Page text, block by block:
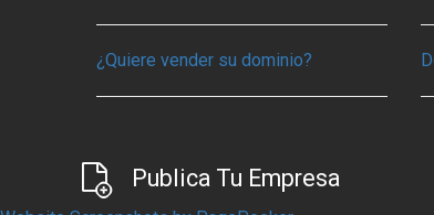
¿Quiere vender su dominio?
Publica Tu Empresa